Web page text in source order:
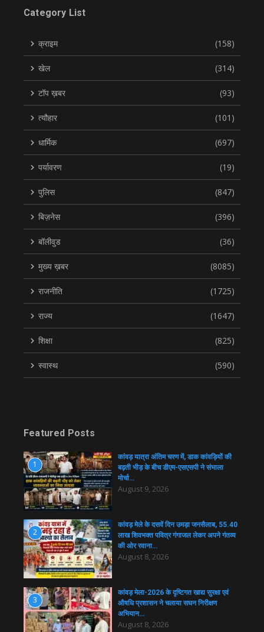
Category List
क्राइम (158)
खेल (314)
टॉप ख़बर (93)
त्यौहार (101)
धार्मिक (697)
पर्यावरण (19)
पुलिस (847)
बिज़नेस (396)
बॉलीवुड (36)
मुख्य ख़बर (8085)
राजनीति (1725)
राज्य (1647)
शिक्षा (825)
स्वास्थ (590)
Featured Posts
1
कांवड़ यात्रा अंतिम चरण में, डाक कांवड़ियों की
बढ़ती भीड़ के बीच डीएम-एसएसपी ने संभाला
मोर्चा…
August 9, 2026
2
कांवड़ मेले के दसवें दिन उमड़ा जनसैलाब, 55.40
लाख शिवभक्त पवित्र गंगाजल लेकर अपने गंतव्य
की ओर रवाना…
August 8, 2026
3
कांवड़ मेला-2026 के दृष्टिगत खाद्य सुरक्षा एवं
औषधि प्रशासन ने चलाया सघन निरीक्षण
अभियान…
August 8, 2026